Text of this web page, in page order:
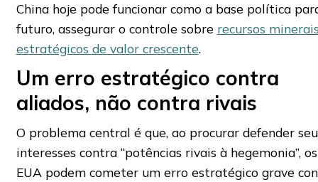
China hoje pode funcionar como a base política
futuro, assegurar o controle sobre recursos
estratégicos de valor crescente.
Um erro estratégico contra
aliados, não contra rivais
O problema central é que, ao procurar defender
interesses contra “potências rivais à hegemonia”, os
EUA podem cometer um erro estratégico grave